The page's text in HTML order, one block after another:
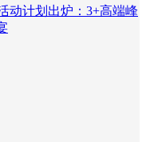
动计划出炉：3+高端峰